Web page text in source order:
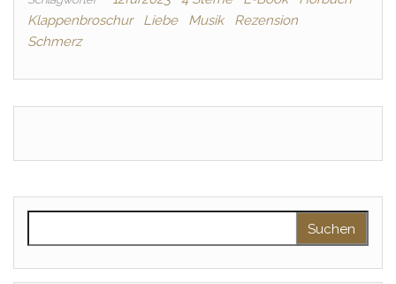
Klappenbroschur
Liebe Musik
Rezension
Schmerz